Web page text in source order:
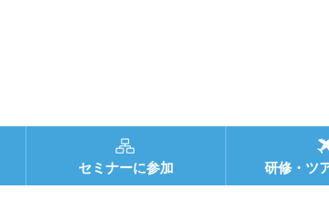
セミナーに参加 研修・ツ